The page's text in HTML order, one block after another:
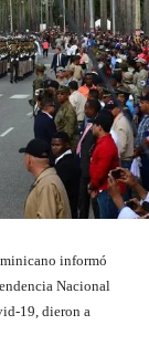
informó
Nacional
19, dieron a